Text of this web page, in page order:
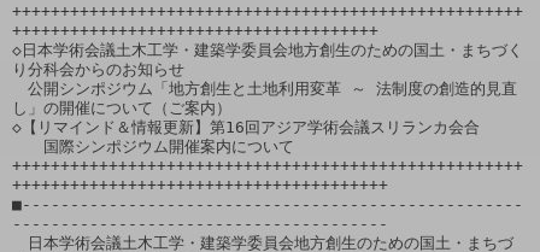
+++++++++++++++++++++++++++++++++++++++++++++++++++++
++++++++++++++++++++++++++++++++++++++
◇日本学術会議土木工学・建築学委員会地方創生のための国土・まちづく
り分科会からのお知らせ
公開シンポジウム「地方創生と土地利用変革 ～ 法制度の創造的見直
し」の開催について（ご案内）
◇【リマインド＆情報更新】第16回アジア学術会議スリランカ会合
国際シンポジウム開催案内について
+++++++++++++++++++++++++++++++++++++++++++++++++++++
+++++++++++++++++++++++++++++++++++++++
■----------------------------------------------------
---------------------------------------
日本学術会議土木工学・建築学委員会地方創生のための国土・まちづ